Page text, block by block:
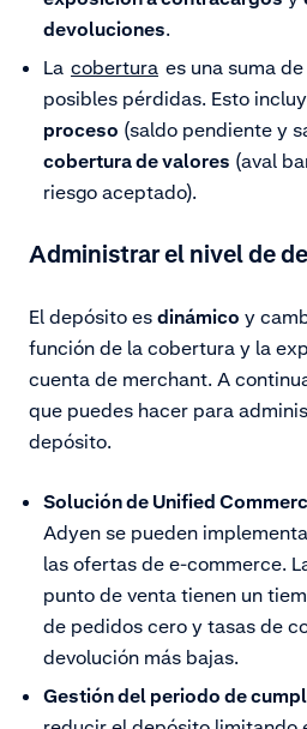
devoluciones.
La cobertura es una suma
posibles pérdidas. Esto
proceso (saldo pendiente y
cobertura de valores (aval
riesgo aceptado).
Administrar el nivel de
El depósito es dinámico y
función de la cobertura y la
cuenta de merchant. A
que puedes hacer para
depósito.
Solución de Unified
Adyen se pueden
las ofertas de e-commerce.
punto de venta tienen un
de pedidos cero y tasas de
devolución más bajas.
Gestión del periodo de